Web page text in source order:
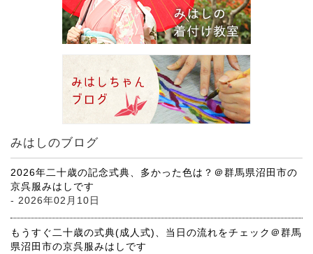
みはしのブログ
2026年二十歳の記念式典、多かった色は？＠群馬県沼田市の
京呉服みはしです
- 2026年02月10日
もうすぐ二十歳の式典(成人式)、当日の流れをチェック＠群馬
県沼田市の京呉服みはしです